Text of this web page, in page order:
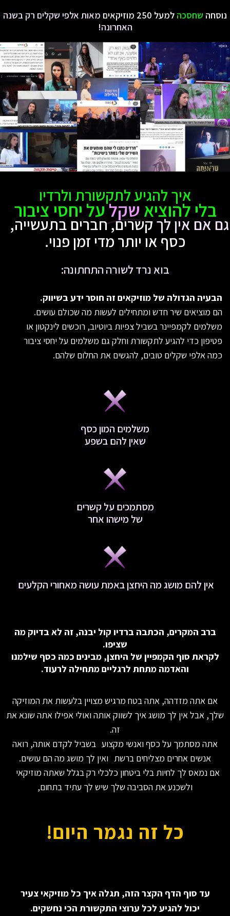
נוסחה שחסכה למעל 250 מוזיקאים
מאות אלפי שקלים רק בשנה
האחרונה!
איך להגיע לתקשורת ולרדיו
בלי להוציא שקל על יחסי ציבור
גם אם אין לך קשרים, חברים בתעשייה,
כסף או יותר מדי זמן פנוי.
בוא נרד לשורה התחתונה:
הבעיה הגדולה של מוזיקאים זה חוסר ידע בשיווק.
הם מוציאים שיר חדש ומתחילים לעשות מה שכולם עושים.
משלמים לקמפיינר בשביל צפיות ביוטיוב, רוכשים לינקטון או
פטיפון כדי להגיע לתקשורת וחלק גם משלמים על יחסי ציבור
כמה אלפי שקלים טובים, להגשים את החלום שלהם.
משלמים המון כסף
שאין להם בשפע
מסתמכים על קשרים
של מישהו אחר
אין להם מושג מה היחצן באמת עושה מאחורי הקלעים
ברב המקרים, הכתבה ברדיו קול יבנה, זה לא בדיוק מה
שציפו.
לקראת סוף הקמפיין של היחצן, מבינים כמה כסף שילמנו
והאדמה מתחת לרגליים מתחילה לרעוד.
אם אתה מזדהה, אתה בטח מרגיש מצויין בלעשות את המוזיקה
שלך, אבל אין לך מושג איך לשווק אותה ואולי אפילו אתה שונא את
זה.
אתה מסתמך על כסף ואנשי מקצוע בשביל לקדם אותה, רואה
אנשים אחרים מצליחים ברשת ואין לך מושג מה הם עושים.
אם נמאס לך לחיות בלי ביטחון כלכלי רק בגלל שאתה מוזיקאי
ולשכנע את הסביבה שלך שיש לך עתיד בתחום,
כל זה נגמר היום!
עד סוף הדף הקצר הזה, תגלה איך כל מוזיקאי צעיר
יכול להגיע לכל ערוצי התקשורת הכי נחשקים.